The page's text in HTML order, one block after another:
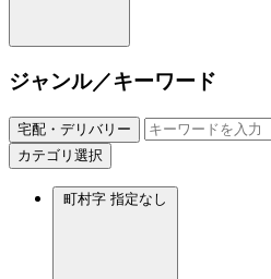
ジャンル／キーワード
宅配・デリバリー
カテゴリ選択
町村字 指定なし